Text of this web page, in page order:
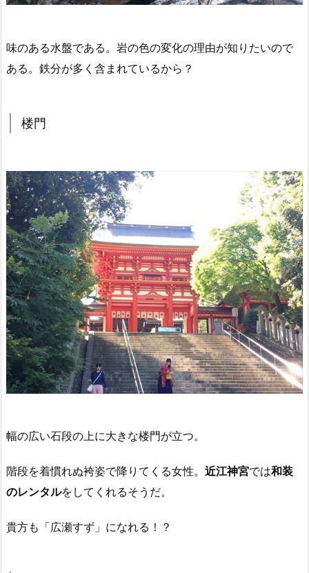
味のある水盤である。岩の色の変化の理由が知りたいので
ある。鉄分が多く含まれているから？
楼門
幅の広い石段の上に大きな楼門が立つ。
階段を着慣れぬ袴姿で降りてくる女性。 近江神宮では和装
のレンタルをしてくれるそうだ。
貴方も「広瀬すず」になれる！？